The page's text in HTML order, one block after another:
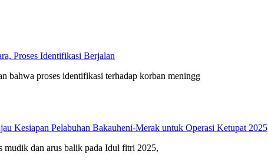
Proses Identifikasi Berjalan
bahwa proses identifikasi terhadap korban meningg
Kesiapan Pelabuhan Bakauheni-Merak untuk Operasi Ketupat 2025
mudik dan arus balik pada Idul fitri 2025,